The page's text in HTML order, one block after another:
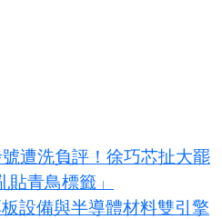
號遭洗負評！徐巧芯扯大罷
青鳥標籤」
板設備與半導體材料雙引擎